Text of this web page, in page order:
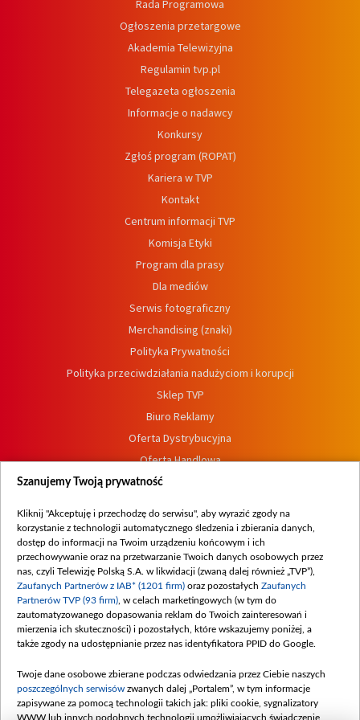
Rada Programowa
Ogłoszenia przetargowe
Akademia Telewizyjna
Regulamin tvp.pl
Telegazeta ogłoszenia
Informacje o nadawcy
Konkursy
Zgłoś program (ROPAT)
Kariera w TVP
Kontakt
Centrum informacji TVP
Komisja Etyki
Program dla prasy
Dla mediów
Serwis fotograficzny
Merchandising (znaki)
Polityka Prywatności
Polityka przeciwdziałania nadużyciom i korupcji
Sklep TVP
Biuro Reklamy
Oferta Dystrybucyjna
Oferta Handlowa
Dostępność
Procedura zgłoszeń wewnętrznych
Szanujemy Twoją prywatność
Kliknij "Akceptuję i przechodzę do serwisu", aby wyrazić zgody na
korzystanie z technologii automatycznego śledzenia i zbierania danych,
dostęp do informacji na Twoim urządzeniu końcowym i ich
przechowywanie oraz na przetwarzanie Twoich danych osobowych przez
nas, czyli Telewizję Polską S.A. w likwidacji (zwaną dalej również „TVP”),
Zaufanych Partnerów z IAB* (1201 firm) oraz pozostałych Zaufanych
Partnerów TVP (93 firm) , w celach marketingowych (w tym do
zautomatyzowanego dopasowania reklam do Twoich zainteresowań i
mierzenia ich skuteczności) i pozostałych, które wskazujemy poniżej, a
także zgody na udostępnianie przez nas identyfikatora PPID do Google.
Twoje dane osobowe zbierane podczas odwiedzania przez Ciebie naszych
poszczególnych serwisów zwanych dalej „Portalem”, w tym informacje
zapisywane za pomocą technologii takich jak: pliki cookie, sygnalizatory
WWW lub innych podobnych technologii umożliwiających świadczenie